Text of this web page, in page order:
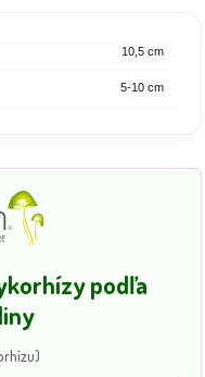
10,5 cm
5-10 cm
podľa